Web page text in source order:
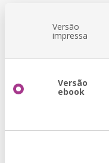
Versão
impressa
Versão
ebook